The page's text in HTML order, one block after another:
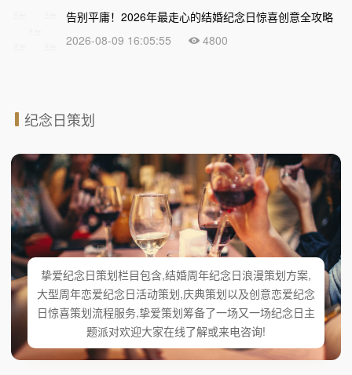
告别平庸！2026年最走心的结婚纪念日惊喜创意全攻略
2026-08-09 16:05:55
4800
纪念日策划
挚爱纪念日策划栏目包含,结婚周年纪念日浪漫策划方案,
大型周年恋爱纪念日活动策划,庆典策划以及创意恋爱纪念
日惊喜策划流程服务,挚爱策划筹备了一场又一场纪念日主
题派对欢迎大家在线了解或来电咨询!